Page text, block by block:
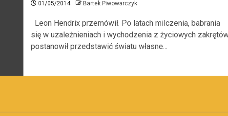
01/05/2014 Bartek Piwowarczyk
Leon Hendrix przemówił. Po latach milczenia, babrania
się w uzależnieniach i wychodzenia z życiowych
postanowił przedstawić światu własne...